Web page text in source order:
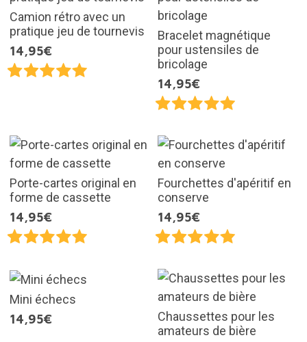
Camion rétro avec un
pratique jeu de tournevis
14,95€
Bracelet magnétique
pour ustensiles de
bricolage
14,95€
Porte-cartes original en
forme de cassette
14,95€
Fourchettes d'apéritif en
conserve
14,95€
Mini échecs
14,95€
Chaussettes pour les
amateurs de bière